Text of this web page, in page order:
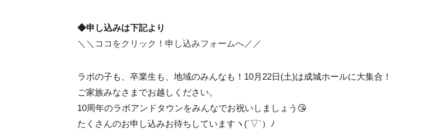
◆申し込みは下記より
＼＼ココをクリック！申し込みフォームへ／／
ラボの子も、卒業生も、地域のみんなも！10月22日(土)は成城ホールに大集合！
ご家族みなさまでお越しください。
10周年のラボアンドタウンをみんなでお祝いしましょう😘
たくさんのお申し込みお待ちしていますヽ(´▽`）ﾉ